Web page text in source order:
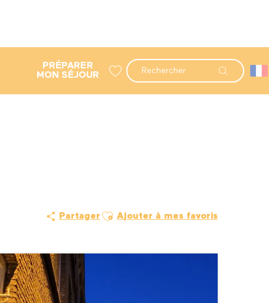
Recherche
PRÉPARER
MON SÉJOUR
Partager Ajouter aux favoris
Ajouter à mes favoris